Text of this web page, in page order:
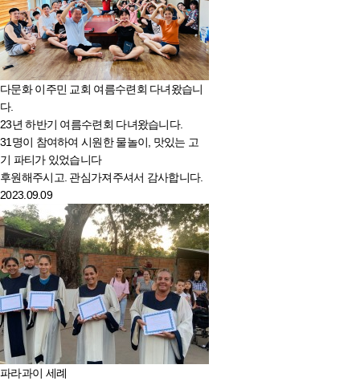
다문화 이주민 교회 여름수련회 다녀왔습니
다.
23년 하반기 여름수련회 다녀왔습니다.
31명이 참여하여 시원한 물놀이, 맛있는 고
기 파티가 있었습니다
후원해주시고. 관심가져주셔서 감사합니다.
2023.09.09
파라과이 세례